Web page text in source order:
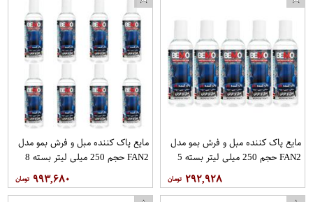
مایع پاک کننده مبل و فرش بمو مدل
FAN2 حجم 250 میلی لیتر بسته 5
۲۹۲,۹۲۸
مایع پاک کننده مبل و فرش بمو مدل
FAN2 حجم 250 میلی لیتر بسته 8
۹۹۳,۶۸۰